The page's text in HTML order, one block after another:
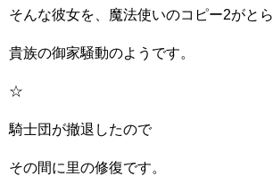
そんな彼女を、魔法使いのコピー2がとら
貴族の御家騒動のようです。
☆
騎士団が撤退したので
その間に里の修復です。